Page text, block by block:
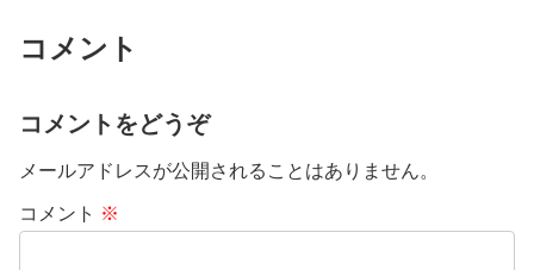
コメント
コメントをどうぞ
メールアドレスが公開されることはありません。
コメント ※